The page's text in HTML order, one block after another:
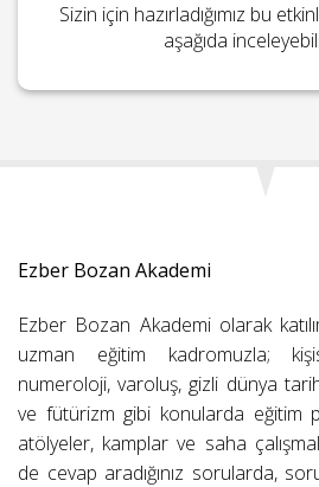
Sizin için hazırladığımız bu
aşağıda
Ezber Bozan Akademi
Ezber Bozan Akademi olarak
uzman eğitim kadromuzla;
numeroloji, varoluş, gizli dünya
ve fütürizm gibi konularda eğitim
atölyeler, kamplar ve saha
de cevap aradığınız sorularda,